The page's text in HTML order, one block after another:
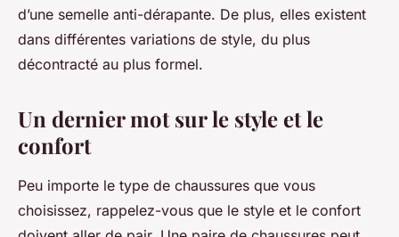
d’une semelle anti-dérapante. De plus, elles existent
dans différentes variations de style, du plus
décontracté au plus formel.
Un dernier mot sur le style et le
confort
Peu importe le type de chaussures que vous
choisissez, rappelez-vous que le style et le confort